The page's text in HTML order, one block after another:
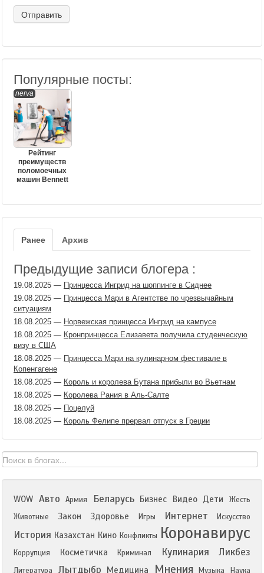
Популярные посты:
nerva
Рейтинг
преимуществ
поломоечных
машин Bennett
Ранее Архив
Предыдущие записи блогера :
19.08.2025 — Принцесса Ингрид на шоппинге в Сиднее
19.08.2025 — Принцесса Мари в Агентстве по чрезвычайным
ситуациям
18.08.2025 — Норвежская принцесса Ингрид на кампусе
18.08.2025 — Кронпринцесса Елизавета получила студенческую
визу в США
18.08.2025 — Принцесса Мари на кулинарном фестивале в
Копенгагене
18.08.2025 — Король и королева Бутана прибыли во Вьетнам
18.08.2025 — Королева Рания в Аль-Салте
18.08.2025 — Поцелуй
18.08.2025 — Король Фелипе прервал отпуск в Греции
WOW Авто Армия Беларусь Бизнес Видео Дети
Жесть
Животные
Закон Здоровье Игры Интернет Искусство
История Казахстан Кино Конфликты Коронавирус
Коррупция Косметичка Криминал Кулинария Ликбез
Литература Лытдыбр Медицина Мнения Музыка Наука